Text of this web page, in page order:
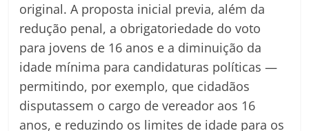
original. A proposta inicial previa, além da
redução penal, a obrigatoriedade do voto
para jovens de 16 anos e a diminuição da
idade mínima para candidaturas políticas —
permitindo, por exemplo, que cidadãos
disputassem o cargo de vereador aos 16
anos, e reduzindo os limites de idade para os